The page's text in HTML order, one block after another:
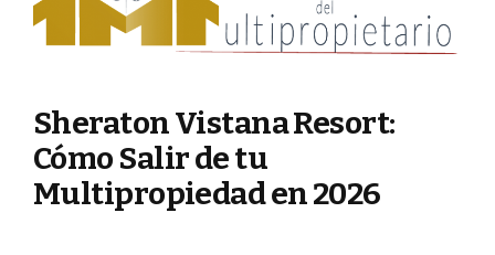
Sheraton Vistana Resort:
Cómo Salir de tu
Multipropiedad en 2026